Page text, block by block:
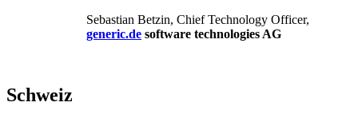
Sebastian Betzin, Chief Technology Officer,
generic.de software technologies AG
Schweiz